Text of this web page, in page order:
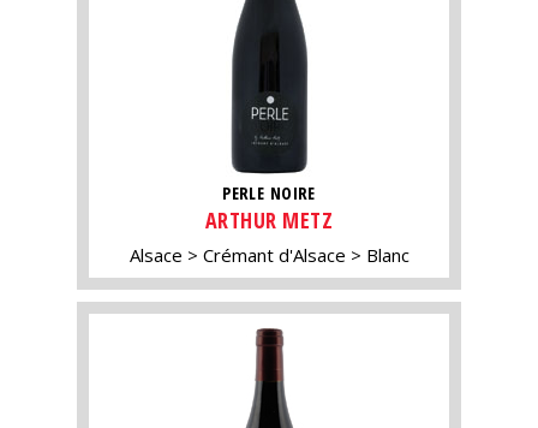
PERLE NOIRE
ARTHUR METZ
Alsace Crémant d'Alsace Blanc